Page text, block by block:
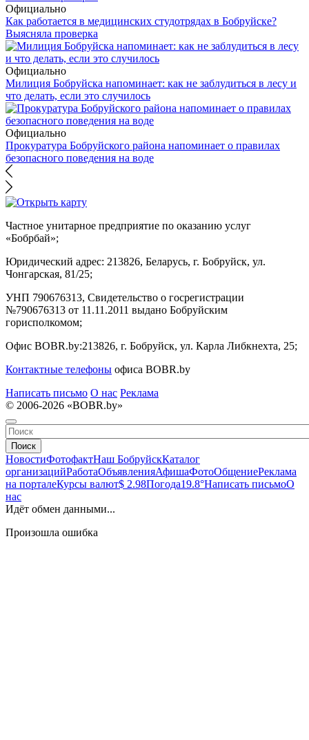
Официально
Как работается в медицинских студотрядах в Бобруйске?
Выясняла проверка
Официально
Милиция Бобруйска напоминает: как не заблудиться в лесу и
что делать, если это случилось
Официально
Прокуратура Бобруйского района напоминает о правилах
безопасного поведения на воде
Частное унитарное предприятие по оказанию услуг
«Бобрбай»;
Юридический адрес: 213826, Беларусь, г. Бобруйск, ул.
Чонгарская, 81/25;
УНП 790676313, Свидетельство о госрегистрации
№790676313 от 11.11.2011 выдано Бобруйским
горисполкомом;
Офис BOBR.by:213826, г. Бобруйск, ул. Карла Либкнехта, 25;
Контактные телефоны офиса BOBR.by
Написать письмо О нас Реклама
© 2006-2026 «BOBR.by»
Поиск
НовостиФотофактНаш БобруйскКаталог
организацийРаботаОбъявленияАфишаФотоОбщениеРеклама
на порталеКурсы валют$ 2.98Погода19.8°Написать письмоО
нас
Идёт обмен данными...
Произошла ошибка